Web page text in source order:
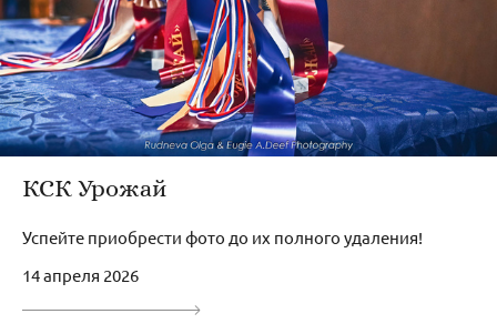
КСК Урожай
Успейте приобрести фото до их полного удаления!
14 апреля 2026